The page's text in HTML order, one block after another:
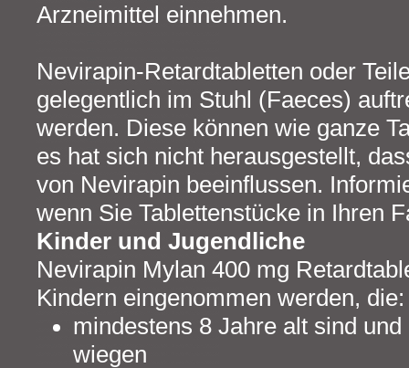
Arzneimittel einnehmen.
Nevirapin-Retardtabletten oder
gelegentlich im Stuhl (Faeces)
werden. Diese können wie ganze
es hat sich nicht herausgestellt,
von Nevirapin beeinflussen.
wenn Sie Tablettenstücke in Ihren
Kinder und Jugendliche
Nevirapin Mylan 400 mg
Kindern eingenommen werden, die:
mindestens 8 Jahre alt sind
wiegen